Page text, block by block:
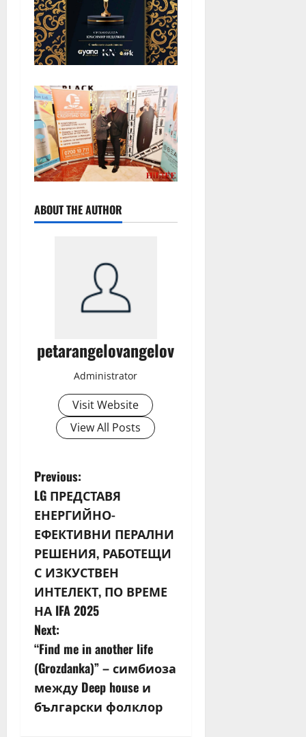
ABOUT THE AUTHOR
petarangelovangelov
Administrator
Visit Website
View All Posts
P
o
s
t
n
a
v
i
g
Previous:
LG ПРЕДСТАВЯ
ЕНЕРГИЙНО-
ЕФЕКТИВНИ ПЕРАЛНИ
РЕШЕНИЯ, РАБОТЕЩИ
С ИЗКУСТВЕН
ИНТЕЛЕКТ, ПО ВРЕМЕ
НА IFA 2025
Next:
“Find me in another life
(Grozdanka)” – симбиоза
между Deep house и
български фолклор